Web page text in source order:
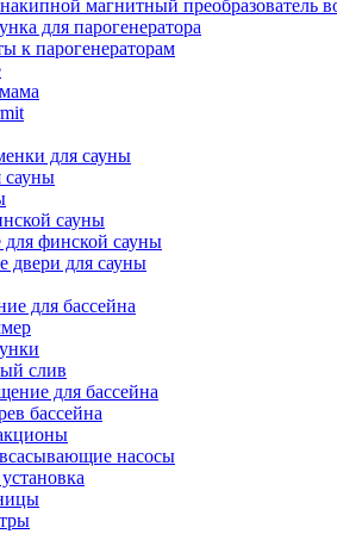
магнитный преобразователь
для парогенератора
к парогенераторам
для сауны
сауны
сауны
финской сауны
двери для сауны
для бассейна
слив
для бассейна
бассейна
насосы